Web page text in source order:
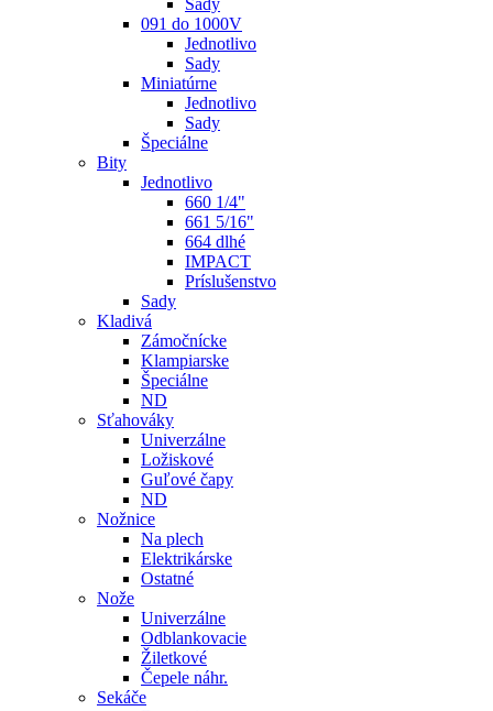
Sady
091 do 1000V
Jednotlivo
Sady
Miniatúrne
Jednotlivo
Sady
Špeciálne
Bity
Jednotlivo
660 1/4"
661 5/16"
664 dlhé
IMPACT
Príslušenstvo
Sady
Kladivá
Zámočnícke
Klampiarske
Špeciálne
ND
Sťahováky
Univerzálne
Ložiskové
Guľové čapy
ND
Nožnice
Na plech
Elektrikárske
Ostatné
Nože
Univerzálne
Odblankovacie
Žiletkové
Čepele náhr.
Sekáče